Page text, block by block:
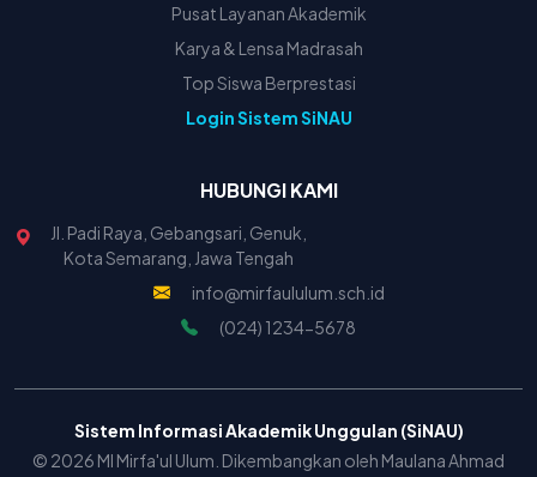
Pusat Layanan Akademik
Karya & Lensa Madrasah
Top Siswa Berprestasi
Login Sistem SiNAU
HUBUNGI KAMI
Jl. Padi Raya, Gebangsari, Genuk,
Kota Semarang, Jawa Tengah
info@mirfaululum.sch.id
(024) 1234-5678
Sistem Informasi Akademik Unggulan (SiNAU)
© 2026 MI Mirfa'ul Ulum. Dikembangkan oleh Maulana Ahmad